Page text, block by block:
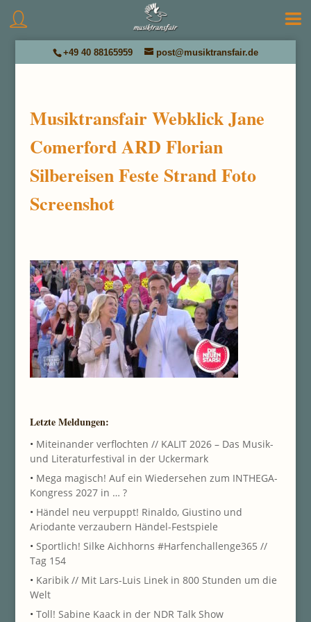
+49 40 88165959 post@musiktransfair.de
Musiktransfair Webklick Jane
Comerford ARD Florian
Silbereisen Feste Strand Foto
Screenshot
Letzte Meldungen:
• Miteinander verflochten // KALIT 2026 – Das Musik-
und Literaturfestival in der Uckermark
• Mega magisch! Auf ein Wiedersehen zum INTHEGA-
Kongress 2027 in … ?
• Händel neu verpuppt! Rinaldo, Giustino und
Ariodante verzaubern Händel-Festspiele
• Sportlich! Silke Aichhorns #Harfenchallenge365 //
Tag 154
• Karibik // Mit Lars-Luis Linek in 800 Stunden um die
Welt
• Toll! Sabine Kaack in der NDR Talk Show